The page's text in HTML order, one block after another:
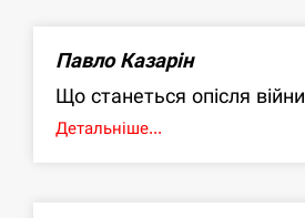
Павло Казарін
Що станеться опісля війни
Детальніше...